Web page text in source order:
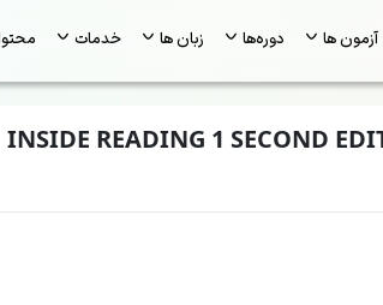
آزمون ها دوره‌ها زبان ها خدمات
INSIDE READING 1 SECOND